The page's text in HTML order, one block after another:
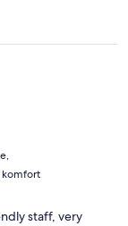
komfort
staff, very